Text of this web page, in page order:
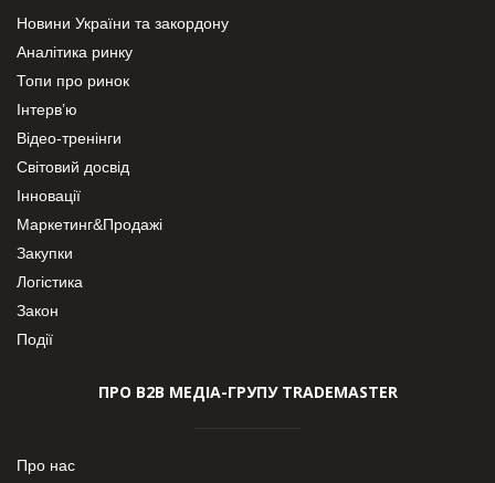
Новини України та закордону
Аналітика ринку
Топи про ринок
Інтерв’ю
Відео-тренінги
Світовий досвід
Інновації
Маркетинг&Продажі
Закупки
Логістика
Закон
Події
ПРО В2В МЕДІА-ГРУПУ TRADEMASTER
Про нас